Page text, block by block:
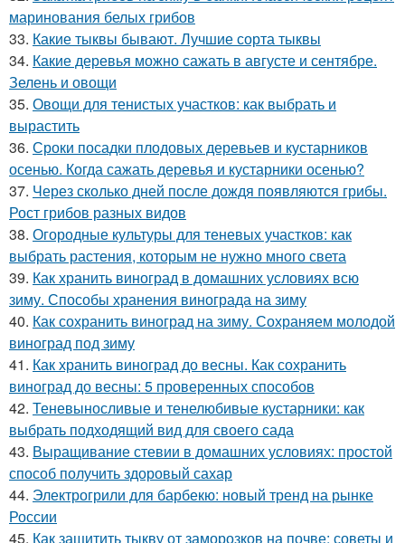
маринования белых грибов
33. Какие тыквы бывают. Лучшие сорта тыквы
34. Какие деревья можно сажать в августе и сентябре.
Зелень и овощи
35. Овощи для тенистых участков: как выбрать и
вырастить
36. Сроки посадки плодовых деревьев и кустарников
осенью. Когда сажать деревья и кустарники осенью?
37. Через сколько дней после дождя появляются грибы.
Рост грибов разных видов
38. Огородные культуры для теневых участков: как
выбрать растения, которым не нужно много света
39. Как хранить виноград в домашних условиях всю
зиму. Способы хранения винограда на зиму
40. Как сохранить виноград на зиму. Сохраняем молодой
виноград под зиму
41. Как хранить виноград до весны. Как сохранить
виноград до весны: 5 проверенных способов
42. Теневыносливые и тенелюбивые кустарники: как
выбрать подходящий вид для своего сада
43. Выращивание стевии в домашних условиях: простой
способ получить здоровый сахар
44. Электрогрили для барбекю: новый тренд на рынке
России
45. Как защитить тыкву от заморозков на почве: советы и